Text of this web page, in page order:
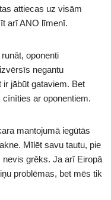
attiecas uz visām
arī ANO līmenī.
oponenti
negantu
ir jābūt gataviem. Bet
ar oponentiem.
mantojumā iegūtās
Mīlēt savu tautu, pie
grēks. Ja arī Eiropā
problēmas, bet mēs tik